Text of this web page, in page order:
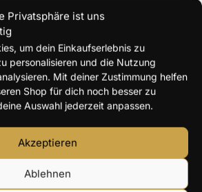
Privatsphäre ist uns
um dein Einkaufserlebnis zu
personalisieren und die Nutzung
Mit deiner Zustimmung helfen
Shop für dich noch besser zu
Auswahl jederzeit anpassen.
Akzeptieren
Ablehnen
einen Blick
eine offene Herzform mit einem
Hauptstein. Laut Produktgrafik
mmund wird mit1 ct angegeben. Kleine
entlang der Herzlinie verstärken die
Designs, ohne den Hauptstein zu
Hersteller925 Sterling Silber
Schutzveredelung gezeigt, die laut
auf einen langlebig schönen
In den Produktunterlagen wird